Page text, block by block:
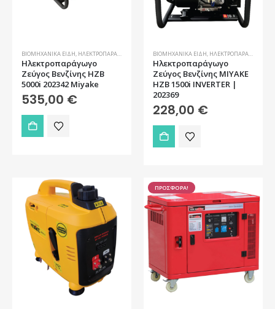
ΒΙΟΜΗΧΑΝΙΚΆ ΕΊΔΗ ΗΛΕΚΤΡΟΠΑΡΆΓΩΓΑ ΖΕΎΓΗ
Ηλεκτροπαράγωγο
Ζεύγος Βενζίνης HZB
5000i 202342 Miyake
535,00 €
ΒΙΟΜΗΧΑΝΙΚΆ ΕΊΔΗ ΗΛΕΚΤΡΟΠΑΡΆΓΩΓΑ ΖΕΎΓΗ
Ηλεκτροπαράγωγο
Ζεύγος Βενζίνης MIYAKE
HZB 1500i INVERTER |
202369
228,00 €
ΠΡΟΣΦΟΡΑ!